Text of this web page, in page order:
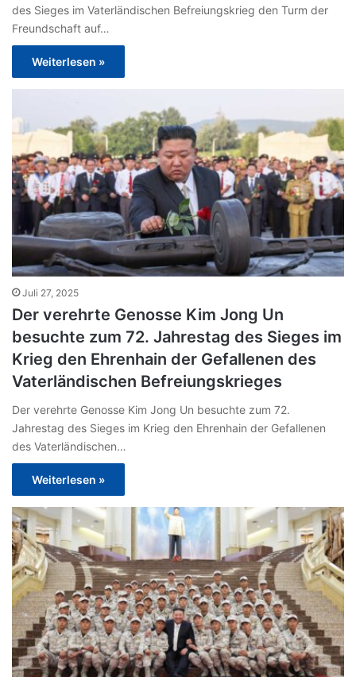
des Sieges im Vaterländischen Befreiungskrieg den Turm der
Freundschaft auf…
Weiterlesen »
Juli 27, 2025
Der verehrte Genosse Kim Jong Un
besuchte zum 72. Jahrestag des Sieges im
Krieg den Ehrenhain der Gefallenen des
Vaterländischen Befreiungskrieges
Der verehrte Genosse Kim Jong Un besuchte zum 72.
Jahrestag des Sieges im Krieg den Ehrenhain der Gefallenen
des Vaterländischen…
Weiterlesen »